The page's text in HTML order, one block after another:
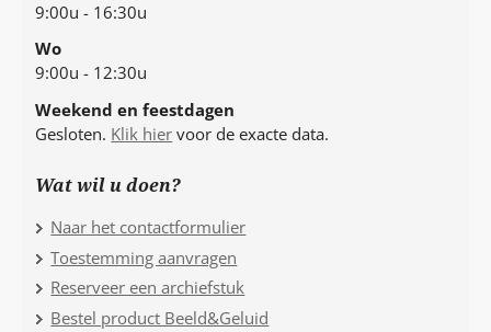
9:00u - 16:30u
Wo
9:00u - 12:30u
Weekend en feestdagen
Gesloten. Klik hier voor de exacte data.
Wat wil u doen?
Naar het contactformulier
Toestemming aanvragen
Reserveer een archiefstuk
Bestel product Beeld&Geluid